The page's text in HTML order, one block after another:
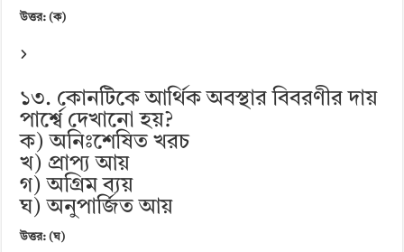
উত্তর: (ক)
১৩. কোনটিকে আর্থিক অবস্থার বিবরণীর দায়
পার্শ্বে দেখানো হয়?
ক) অনিঃশেষিত খরচ
খ) প্রাপ্য আয়
গ) অগ্রিম ব্যয়
ঘ) অনুপার্জিত আয়
উত্তর: (ঘ)